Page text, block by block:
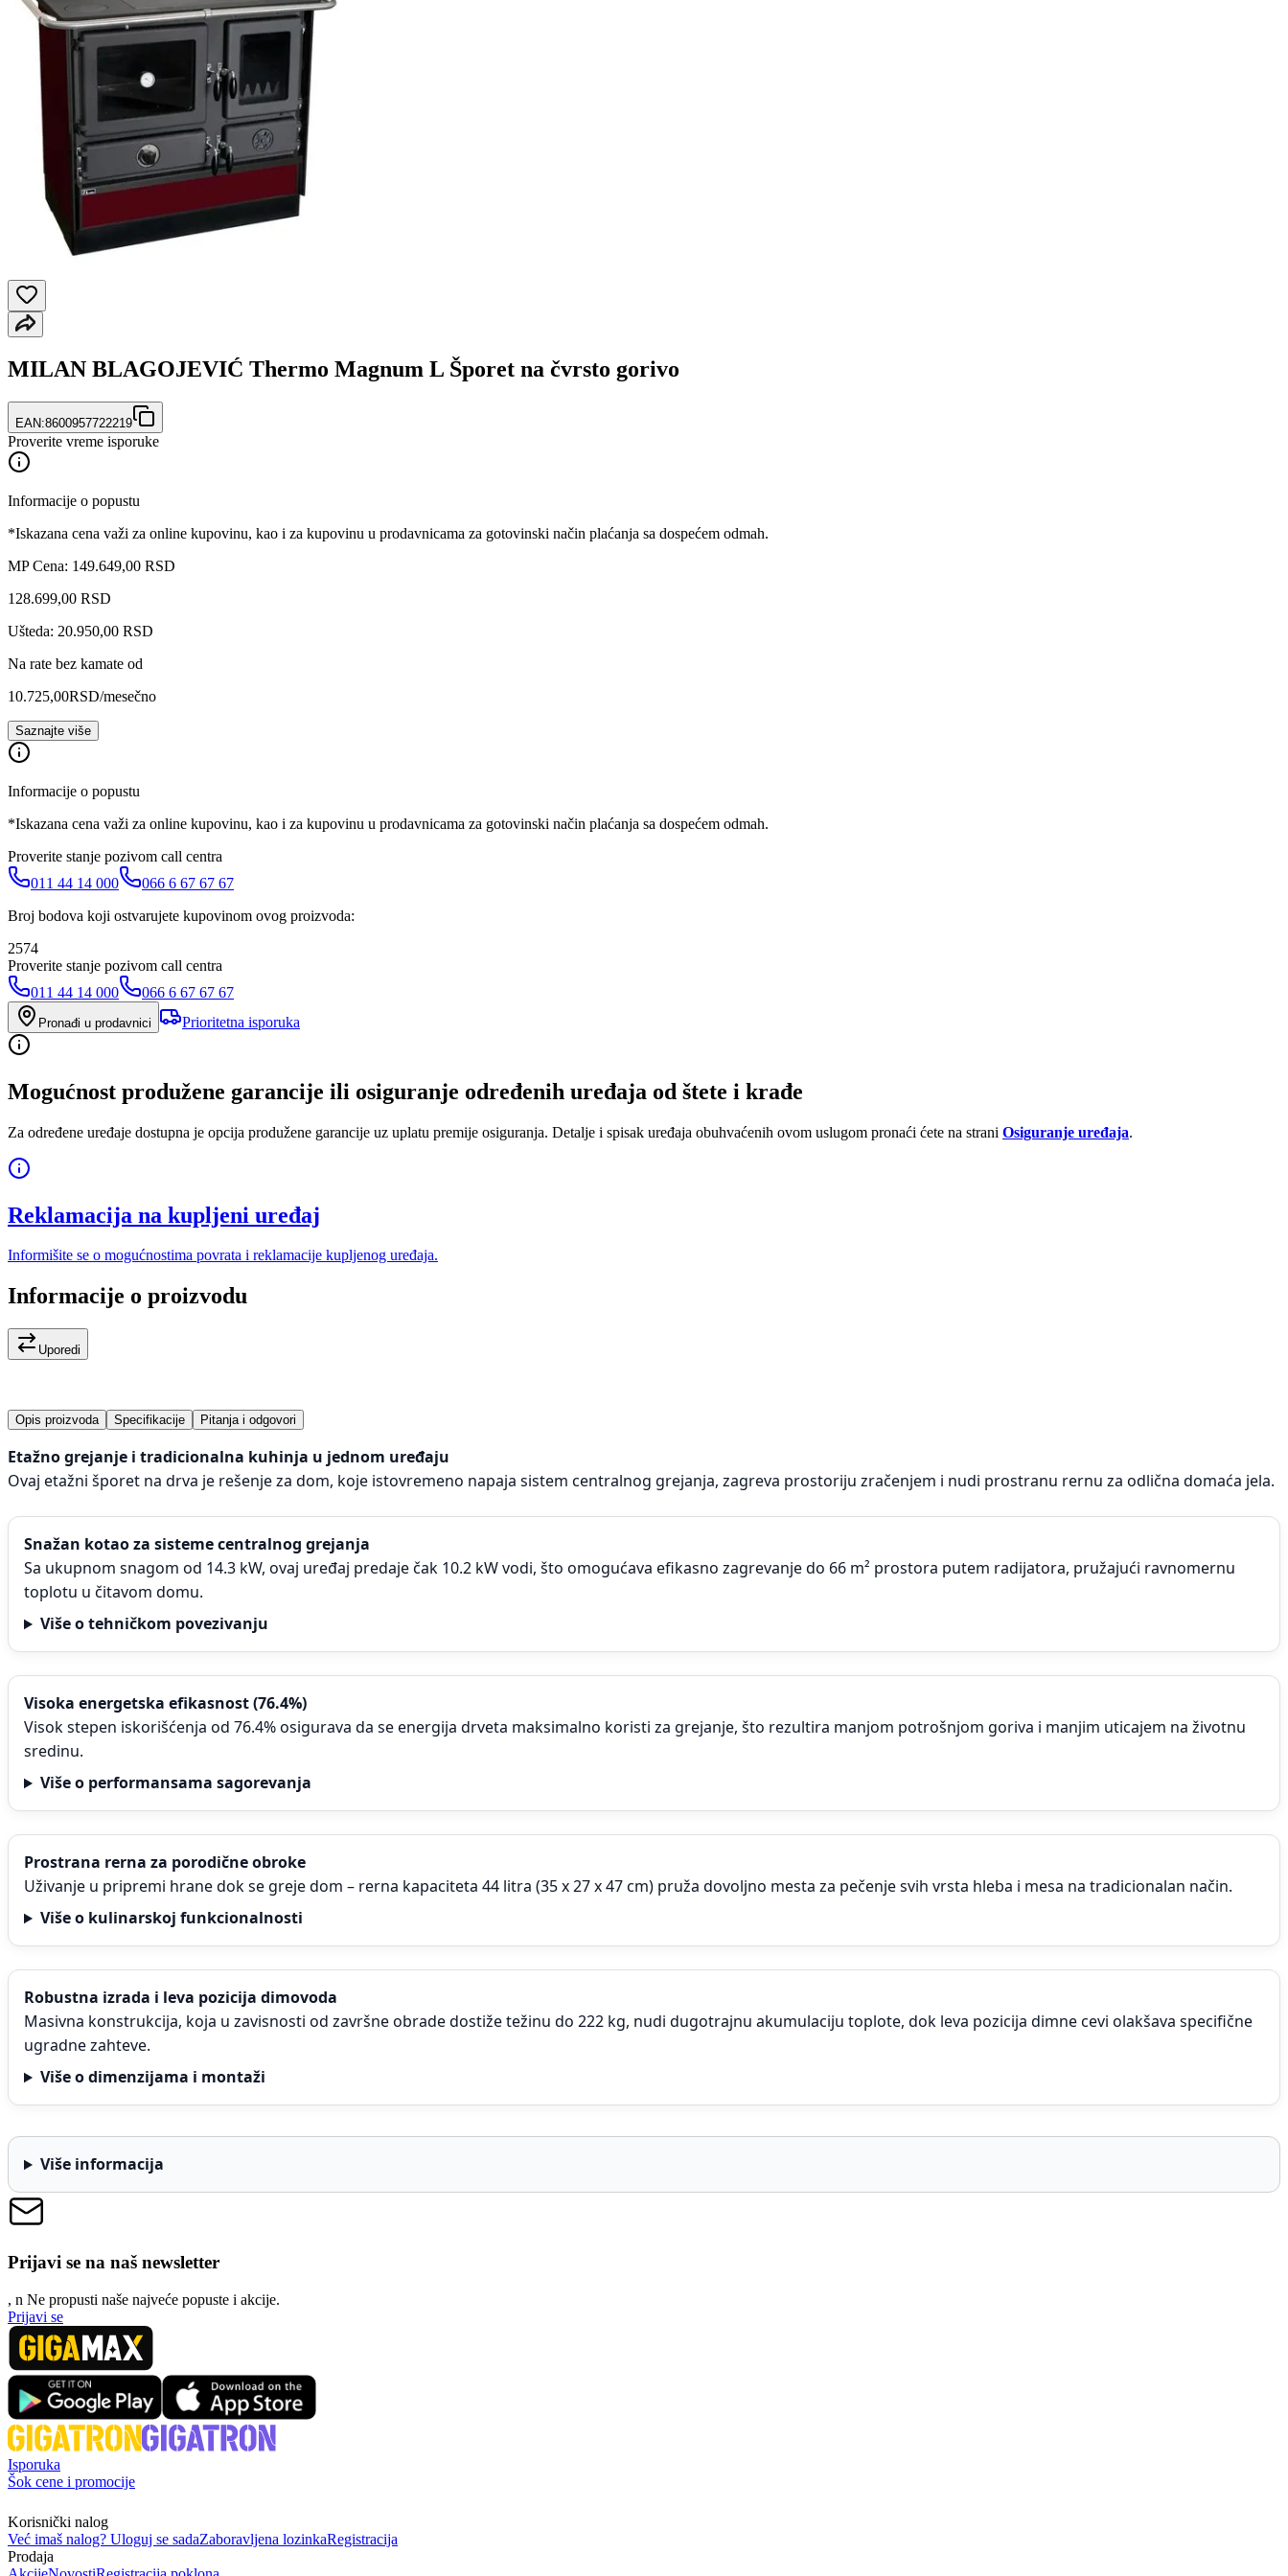
MILAN BLAGOJEVIĆ Thermo Magnum L Šporet na čvrsto gorivo
EAN:8600957722219
Proverite vreme isporuke
Informacije o popustu
*Iskazana cena važi za online kupovinu, kao i za kupovinu u prodavnicama za gotovinski način plaćanja sa dospećem odmah.
MP Cena: 149.649,00 RSD
128.699,00 RSD
Ušteda: 20.950,00 RSD
Na rate bez kamate od
10.725,00RSD/mesečno
Saznajte više
Informacije o popustu
*Iskazana cena važi za online kupovinu, kao i za kupovinu u prodavnicama za gotovinski način plaćanja sa dospećem odmah.
Proverite stanje pozivom call centra
011 44 14 000
066 6 67 67 67
Broj bodova koji ostvarujete kupovinom ovog proizvoda:
2574
Proverite stanje pozivom call centra
011 44 14 000
066 6 67 67 67
Pronađi u prodavnici Prioritetna isporuka
Mogućnost produžene garancije ili osiguranje određenih uređaja od štete i krađe
Za određene uređaje dostupna je opcija produžene garancije uz uplatu premije osiguranja. Detalje i spisak uređaja obuhvaćenih ovom uslugom pronaći ćete na strani Osiguranje uređaja.
Reklamacija na kupljeni uređaj
Informišite se o mogućnostima povrata i reklamacije kupljenog uređaja.
Informacije o proizvodu
Uporedi
Opis proizvoda Specifikacije Pitanja i odgovori
Etažno grejanje i tradicionalna kuhinja u jednom uređaju
Ovaj etažni šporet na drva je rešenje za dom, koje istovremeno napaja sistem centralnog grejanja, zagreva prostoriju zračenjem i nudi prostranu rernu za odlična domaća jela.
Snažan kotao za sisteme centralnog grejanja
Sa ukupnom snagom od 14.3 kW, ovaj uređaj predaje čak 10.2 kW vodi, što omogućava efikasno zagrevanje do 66 m² prostora putem radijatora, pružajući ravnomernu
toplotu u čitavom domu.
Više o tehničkom povezivanju
Visoka energetska efikasnost (76.4%)
Visok stepen iskorišćenja od 76.4% osigurava da se energija drveta maksimalno koristi za grejanje, što rezultira manjom potrošnjom goriva i manjim uticajem na životnu
sredinu.
Više o performansama sagorevanja
Prostrana rerna za porodične obroke
Uživanje u pripremi hrane dok se greje dom – rerna kapaciteta 44 litra (35 x 27 x 47 cm) pruža dovoljno mesta za pečenje svih vrsta hleba i mesa na tradicionalan način.
Više o kulinarskoj funkcionalnosti
Robustna izrada i leva pozicija dimovoda
Masivna konstrukcija, koja u zavisnosti od završne obrade dostiže težinu do 222 kg, nudi dugotrajnu akumulaciju toplote, dok leva pozicija dimne cevi olakšava specifične
ugradne zahteve.
Više o dimenzijama i montaži
Više informacija
Prijavi se na naš newsletter
, n Ne propusti naše najveće popuste i akcije.
Prijavi se
Isporuka
Šok cene i promocije
Korisnički nalog
Već imaš nalog? Uloguj se sadaZaboravljena lozinkaRegistracija
Prodaja